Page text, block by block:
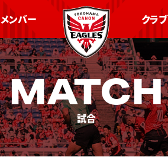
メンバー クラブ
MATCH
試合